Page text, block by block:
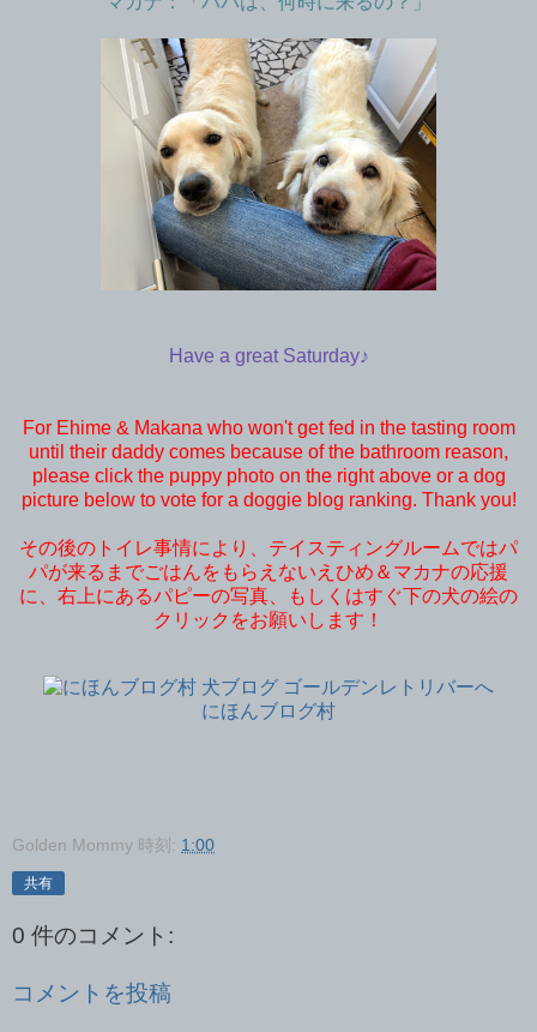
Have a great Saturday♪
For Ehime & Makana who won't get fed in the tasting room
until their daddy comes because of the bathroom reason,
please click the puppy photo on the right above or a dog
picture below to vote for a doggie blog ranking. Thank you!
その後のトイレ事情により、テイスティングルームではパ
パが来るまでごはんをもらえないえひめ＆マカナの応援
に、右上にあるパピーの写真、もしくはすぐ下の犬の絵の
クリックをお願いします！
にほんブログ村
Golden Mommy 時刻: 1:00
共有
0 件のコメント:
コメントを投稿